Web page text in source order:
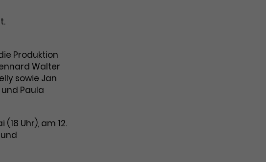
wie
und
zu
von
Produktion
Walter
sowie Jan
Paula
Uhr), am 12.